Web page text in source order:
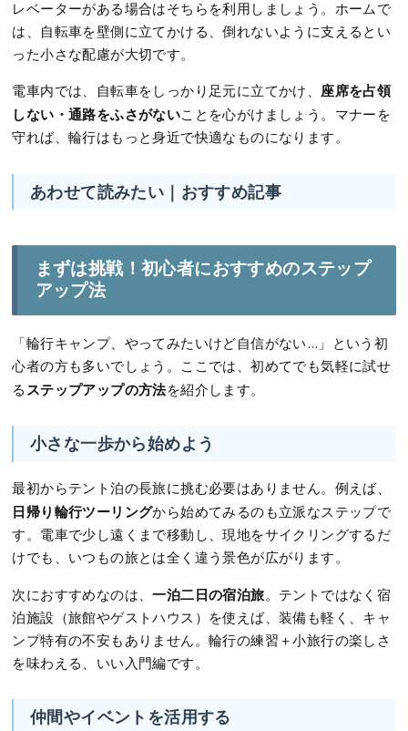
レベーターがある場合はそちらを利用しましょう。ホームで
は、自転車を壁側に立てかける、倒れないように支えるとい
った小さな配慮が大切です。
電車内では、自転車をしっかり足元に立てかけ、 座席を占領
しない・通路をふさがないことを心がけましょう。マナーを
守れば、輪行はもっと身近で快適なものになります。
あわせて読みたい｜おすすめ記事
まずは挑戦！初心者におすすめのステップ
アップ法
「輪行キャンプ、やってみたいけど自信がない…」という初
心者の方も多いでしょう。ここでは、初めてでも気軽に試せ
る ステップアップの方法を紹介します。
小さな一歩から始めよう
最初からテント泊の長旅に挑む必要はありません。例えば、
日帰り輪行ツーリングから始めてみるのも立派なステップで
す。電車で少し遠くまで移動し、現地をサイクリングするだ
けでも、いつもの旅とは全く違う景色が広がります。
次におすすめなのは、一泊二日の宿泊旅。テントではなく宿
泊施設（旅館やゲストハウス）を使えば、装備も軽く、キャ
ンプ特有の不安もありません。輪行の練習＋小旅行の楽しさ
を味わえる、いい入門編です。
仲間やイベントを活用する